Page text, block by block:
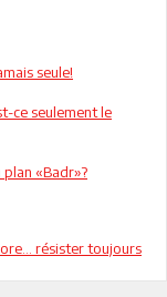
seule!
ce seulement le
«Badr»?
résister toujours